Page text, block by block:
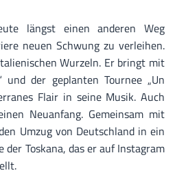
längst einen anderen Weg
neuen Schwung zu verleihen.
Wurzeln. Er bringt mit
der geplanten Tournee „Un
Flair in seine Musik. Auch
Neuanfang. Gemeinsam mit
Umzug von Deutschland in ein
Toskana, das er auf Instagram